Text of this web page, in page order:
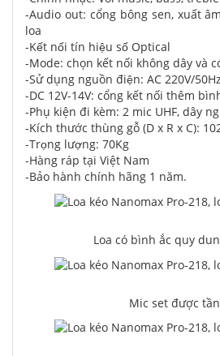
-Audio out: cổng bông sen, xuất
loa
-Kết nối tín hiệu số Optical
-Mode: chọn kết nối không dây và
-Sử dụng nguồn điện: AC 220V/
-DC 12V-14V: cổng kết nối thêm
-Phụ kiện đi kèm: 2 mic UHF, dây
-Kích thước thùng gỗ (D x R x C):
-Trọng lượng: 70Kg
-Hàng ráp tại Việt Nam
-Bảo hành chính hãng 1 năm.
Loa có bình ắc quy
Mic set được